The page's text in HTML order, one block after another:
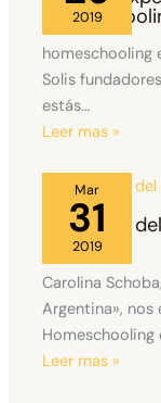
2019
homeschooling
Solis
estás…
Leer mas »
Mar
31
2019
Principios
Schoba
Carolina
Argentina»,
Homeschooling
Leer mas »